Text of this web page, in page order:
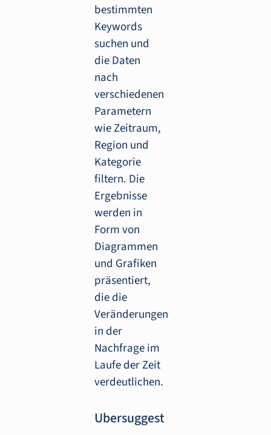
bestimmten
Keywords
suchen und
die Daten
nach
verschiedenen
Parametern
wie Zeitraum,
Region und
Kategorie
filtern. Die
Ergebnisse
werden in
Form von
Diagrammen
und Grafiken
präsentiert,
die die
Veränderungen
in der
Nachfrage im
Laufe der Zeit
verdeutlichen.
Ubersuggest